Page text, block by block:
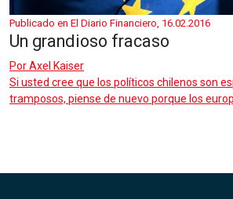
Publicado en El Diario Financiero, 16.02.2016
Un grandioso fracaso
PorAxel Kaiser
Si usted cree que los políticos chilenos son
tramposos, piense de nuevo porque los